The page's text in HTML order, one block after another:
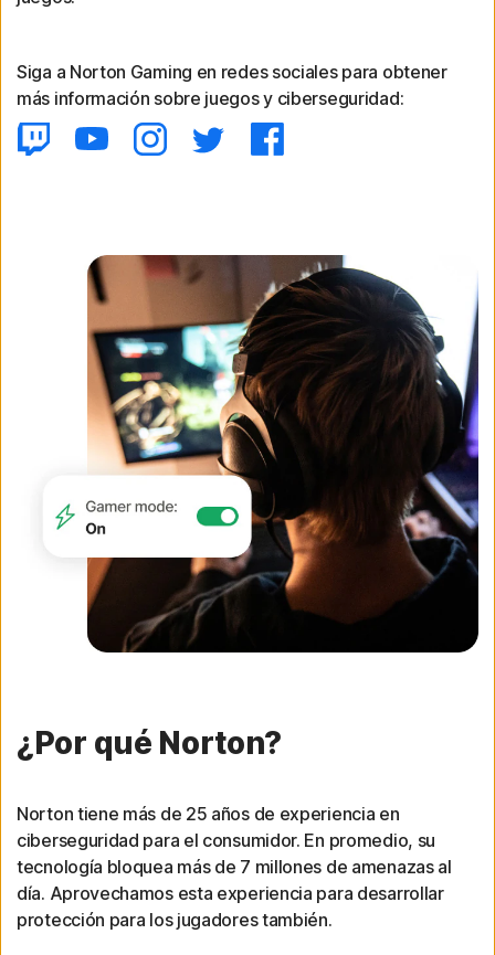
Siga a Norton Gaming en redes sociales para obtener
más información sobre juegos y ciberseguridad:
¿Por qué Norton?
Norton tiene más de 25 años de experiencia en
ciberseguridad para el consumidor. En promedio, su
tecnología bloquea más de 7 millones de amenazas al
día. Aprovechamos esta experiencia para desarrollar
protección para los jugadores también.